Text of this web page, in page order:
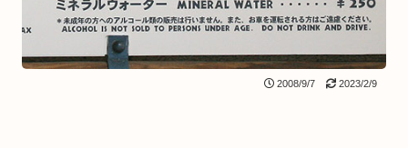
2008/9/7 2023/2/9